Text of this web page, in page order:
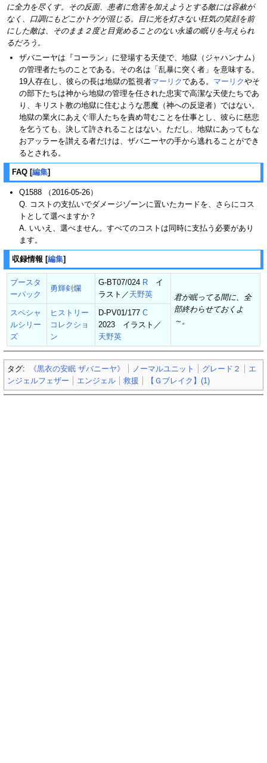
に全力を尽くす。その反面、患者に危害を加えようとする敵には容赦が
なく、口調にもどこかトゲが混じる。目に光を灯さない狂気の笑顔を前
にした敵は、そのまま２度と目覚めることのない永遠の眠りを与えられ
るだろう。
ザバニーヤは『コーラン』に登場する天使で、地獄（ジャハンナム）
の管理者たちのことである。その名は「乱暴に突く者」を意味する。
19人存在し、彼らの長は地獄の監視者マーリクである。 マーリクやそ
の部下たちは神から地獄の管理を任された忠実で高潔な天使たちであ
り、キリスト教の地獄に住むような悪魔（神への反逆者）ではない。
地獄の業火にあえぐ罪人たちを責め苛むことを仕事とし、彼らに慈悲
を乞うても、決して許されることはない。ただし、地獄にあってもな
おアッラーを讃える者だけは、ザバニーヤの手から逃れることができ
るとされる。
FAQ [編集]
Q1588 （2016-05-26）
Q. コストの支払いでダメージゾーンに置いたカードを、さらにコス
トとして選べますか？
A. いいえ、選べません。すべてのコストは同時に支払う必要があり
ます。
収録情報 [編集]
ブースタ
ーパック
勇輝剣爛
G-BT07/024 R イ
ラスト／ 天野英
君が眠ってる間に、全
部終わらせておくよ
～。
スペシャ
ルシリー
ズ
ヒストリー
コレクショ
ン
D-PV01/177 C
2023 イラスト／
天野英
タグ: 《黒衣の安眠 ザバニーヤ》 ノーマルユニット グレード２
エ
ンジェルフェザー
エンジェル 救援 【Ｇブレイク】(1)